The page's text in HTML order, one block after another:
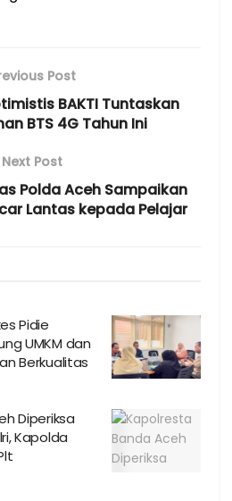
Post
BAKTI Tuntaskan
BTS 4G Tahun Ini
Next Post
Polda Aceh Sampaikan
Lantas kepada Pelajar
Pidie
UMKM dan
Berkualitas
Diperiksa
Kapolda